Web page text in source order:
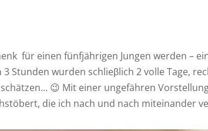
für einen fünfjährigen Jungen werden –
Stunden wurden schlieβlich 2 volle Tage,
😉 Mit einer ungefähren
die ich nach und nach miteinander